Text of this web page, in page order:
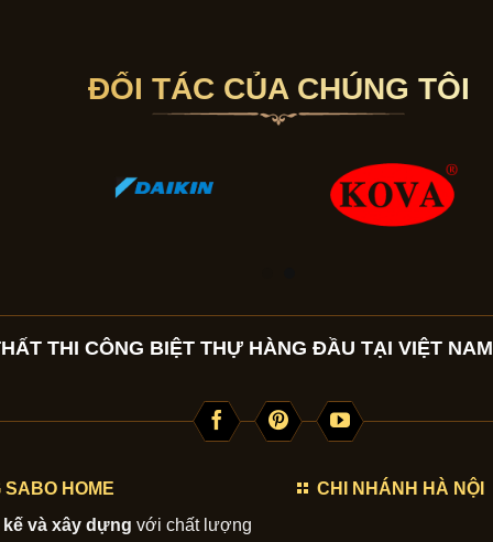
ĐỐI TÁC CỦA CHÚNG TÔI
THI CÔNG BIỆT THỰ HÀNG ĐẦU TẠI VIỆT NAM
HOME
và xây dựng với chất lượng
CHI NHÁNH HÀ NỘI